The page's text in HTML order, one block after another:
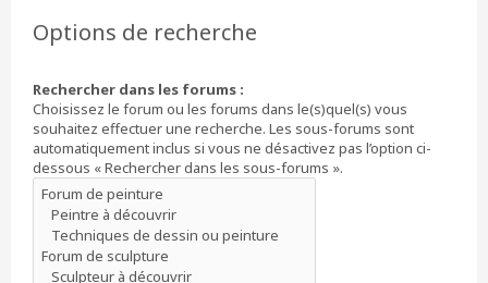
Options de recherche
Rechercher dans les forums :
Choisissez le forum ou les forums dans le(s)quel(s) vous
souhaitez effectuer une recherche. Les sous-forums sont
automatiquement inclus si vous ne désactivez pas l’option ci-
dessous « Rechercher dans les sous-forums ».